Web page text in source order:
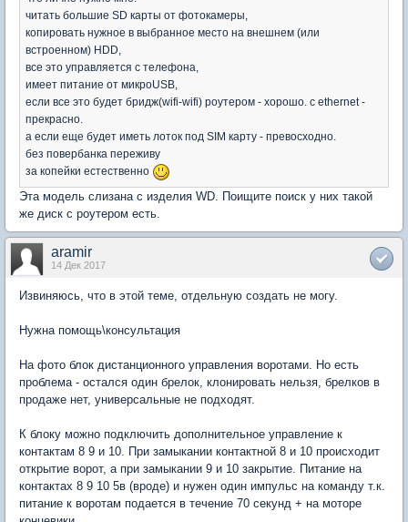
читать большие SD карты от фотокамеры,
копировать нужное в выбранное место на внешнем (или
встроенном) HDD,
все это управляется с телефона,
имеет питание от микроUSB,
если все это будет бридж(wifi-wifi) роутером - хорошо. с ethernet -
прекрасно.
а если еще будет иметь лоток под SIM карту - превосходно.
без повербанка переживу
за копейки естественно
Эта модель слизана с изделия WD. Поищите поиск у них такой
же диск с роутером есть.
aramir
14 Дек 2017
Извиняюсь, что в этой теме, отдельную создать не могу.
Нужна помощь\консультация
На фото блок дистанционного управления воротами. Но есть
проблема - остался один брелок, клонировать нельзя, брелков в
продаже нет, универсальные не подходят.
К блоку можно подключить дополнительное управление к
контактам 8 9 и 10. При замыкании контактной 8 и 10 происходит
открытие ворот, а при замыкании 9 и 10 закрытие. Питание на
контактах 8 9 10 5в (вроде) и нужен один импульс на команду т.к.
питание к воротам подается в течение 70 секунд + на моторе